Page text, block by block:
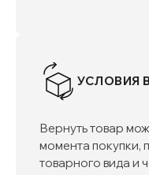
УСЛОВИЯ
Вернуть товар
момента покупки,
товарного вида и